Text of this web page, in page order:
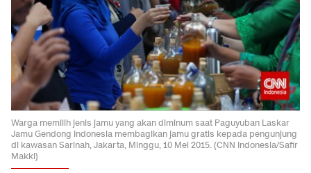
Warga memilih jenis jamu yang akan diminum saat Paguyuban Laskar
Jamu Gendong Indonesia membagikan jamu gratis kepada pengunjung
di kawasan Sarinah, Jakarta, Minggu, 10 Mei 2015. (CNN Indonesia/Safir
Makki)